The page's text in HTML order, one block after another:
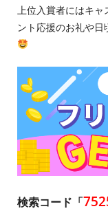
上位入賞者にはキ
ント応援のお礼や
検索コード「